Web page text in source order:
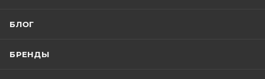
БЛОГ
БРЕНДЫ